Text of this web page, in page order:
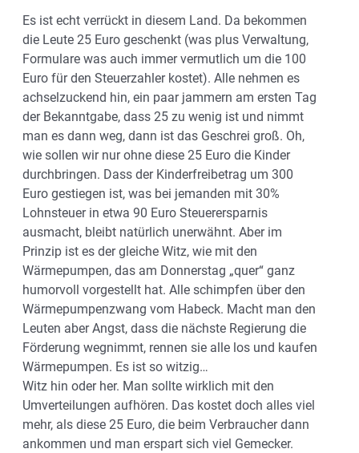
Es ist echt verrückt in diesem Land. Da bekommen
die Leute 25 Euro geschenkt (was plus Verwaltung,
Formulare was auch immer vermutlich um die 100
Euro für den Steuerzahler kostet). Alle nehmen es
achselzuckend hin, ein paar jammern am ersten Tag
der Bekanntgabe, dass 25 zu wenig ist und nimmt
man es dann weg, dann ist das Geschrei groß. Oh,
wie sollen wir nur ohne diese 25 Euro die Kinder
durchbringen. Dass der Kinderfreibetrag um 300
Euro gestiegen ist, was bei jemanden mit 30%
Lohnsteuer in etwa 90 Euro Steuerersparnis
ausmacht, bleibt natürlich unerwähnt. Aber im
Prinzip ist es der gleiche Witz, wie mit den
Wärmepumpen, das am Donnerstag „quer“ ganz
humorvoll vorgestellt hat. Alle schimpfen über den
Wärmepumpenzwang vom Habeck. Macht man den
Leuten aber Angst, dass die nächste Regierung die
Förderung wegnimmt, rennen sie alle los und kaufen
Wärmepumpen. Es ist so witzig…
Witz hin oder her. Man sollte wirklich mit den
Umverteilungen aufhören. Das kostet doch alles viel
mehr, als diese 25 Euro, die beim Verbraucher dann
ankommen und man erspart sich viel Gemecker.